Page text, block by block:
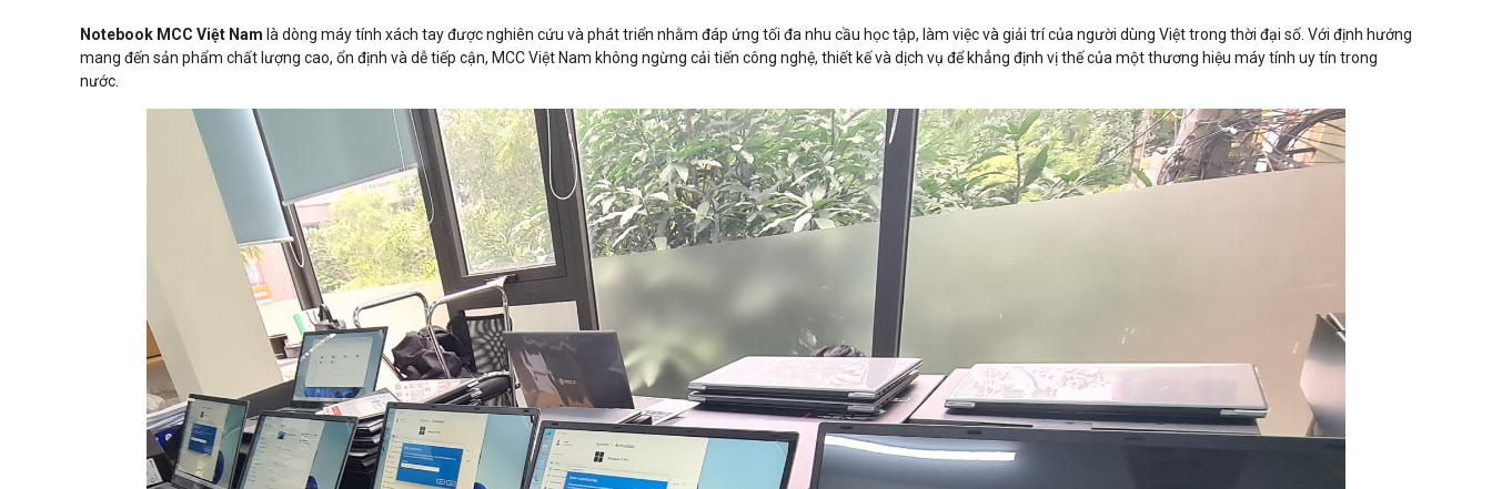
Notebook MCC Việt Nam là dòng máy tính xách tay được nghiên cứu và phát triển nhằm đáp ứng tối đa nhu cầu học tập, làm việc và giải trí của người dùng Việt trong thời đại số. Với định hướng
mang đến sản phẩm chất lượng cao, ổn định và dễ tiếp cận, MCC Việt Nam không ngừng cải tiến công nghệ, thiết kế và dịch vụ để khẳng định vị thế của một thương hiệu máy tính uy tín trong
nước.